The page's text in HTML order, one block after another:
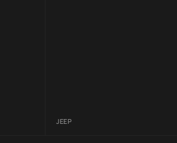
JEEP